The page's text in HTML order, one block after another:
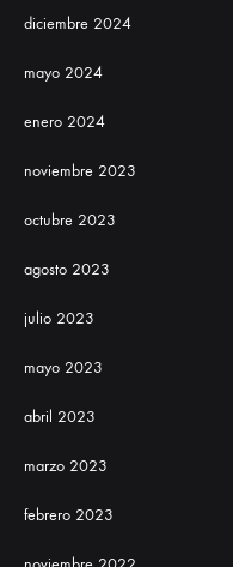
diciembre 2024
mayo 2024
enero 2024
noviembre 2023
octubre 2023
agosto 2023
julio 2023
mayo 2023
abril 2023
marzo 2023
febrero 2023